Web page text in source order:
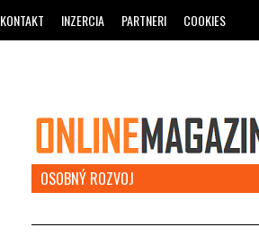
KONTAKT INZERCIA PARTNERI COOKIES
OSOBNÝ ROZVOJ